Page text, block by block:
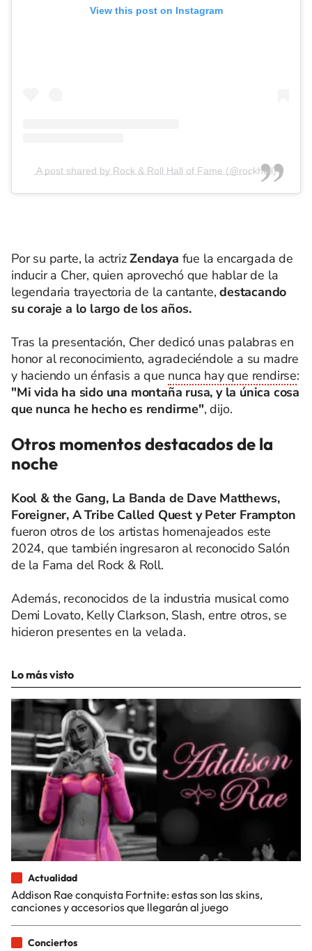
View this post on Instagram
A post shared by Rock & Roll Hall of Fame (@rockhall)
Por su parte, la actrizZendaya fue la encargada de
inducir a Cher, quien aprovechó que hablar de la
legendaria trayectoria de la cantante,destacando
su coraje a lo largo de los años.
Tras la presentación, Cher dedicó unas palabras en
honor al reconocimiento, agradeciéndole a su madre
y haciendo un énfasis a que nunca hay que rendirse:
"Mi vida ha sido una montaña rusa, y la única cosa
que nunca he hecho es rendirme", dijo.
Otros momentos destacados de la
noche
Kool & the Gang, La Banda de Dave Matthews,
Foreigner, A Tribe Called Quest y Peter Frampton
fueron otros de los artistas homenajeados este
2024, que también ingresaron al reconocido Salón
de la Fama del Rock & Roll.
Además, reconocidos de la industria musical como
Demi Lovato, Kelly Clarkson, Slash, entre otros, se
hicieron presentes en la velada.
Lo más visto
Actualidad
Addison Rae conquista Fortnite: estas son las skins,
canciones y accesorios que llegarán al juego
Conciertos